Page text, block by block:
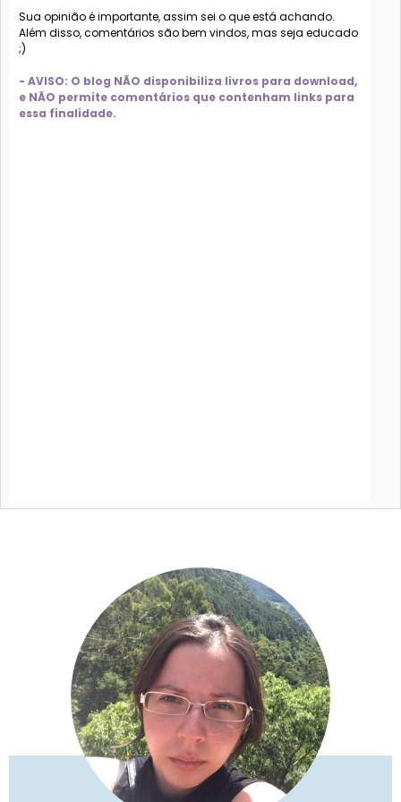
Sua opinião é importante, assim sei o que está achando.
Além disso, comentários são bem vindos, mas seja educado
;)
- AVISO: O blog NÃO disponibiliza livros para download,
e NÃO permite comentários que contenham links para
essa finalidade.